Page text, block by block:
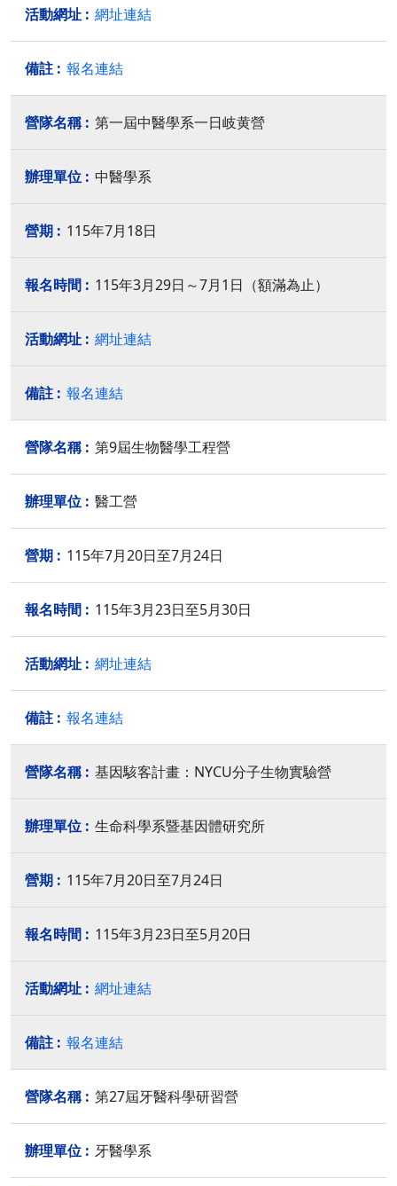
網址連結
報名連結
第一屆中醫學系一日岐黄營
中醫學系
115年7月18日
115年3月29日～7月1日（額滿為止）
網址連結
報名連結
第9屆生物醫學工程營
醫工營
115年7月20日至7月24日
115年3月23日至5月30日
網址連結
報名連結
基因駭客計畫：NYCU分子生物實驗營
生命科學系暨基因體研究所
115年7月20日至7月24日
115年3月23日至5月20日
網址連結
報名連結
第27屆牙醫科學研習營
牙醫學系